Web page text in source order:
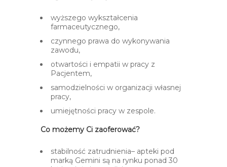
wyższego wykształcenia
farmaceutycznego,
czynnego prawa do wykonywania
zawodu,
otwartości i empatii w pracy z
Pacjentem,
samodzielności w organizacji własnej
pracy,
umiejętności pracy w zespole.
Co możemy Ci zaoferować?
stabilność zatrudnienia– apteki pod
marką Gemini są na rynku ponad 30